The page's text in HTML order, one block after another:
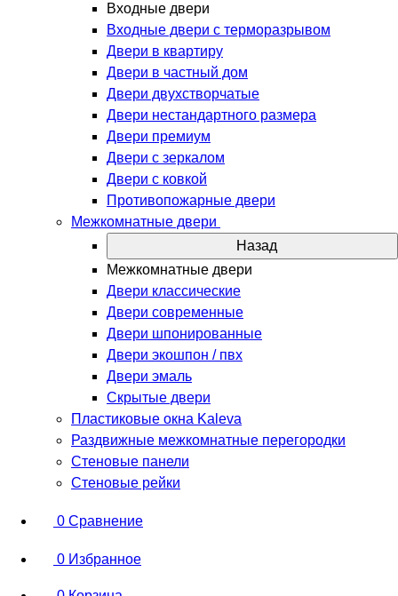
Входные двери
Входные двери с терморазрывом
Двери в квартиру
Двери в частный дом
Двери двухстворчатые
Двери нестандартного размера
Двери премиум
Двери с зеркалом
Двери с ковкой
Противопожарные двери
Межкомнатные двери
Назад
Межкомнатные двери
Двери классические
Двери современные
Двери шпонированные
Двери экошпон / пвх
Двери эмаль
Скрытые двери
Пластиковые окна Kaleva
Раздвижные межкомнатные перегородки
Стеновые панели
Стеновые рейки
0 Сравнение
0 Избранное